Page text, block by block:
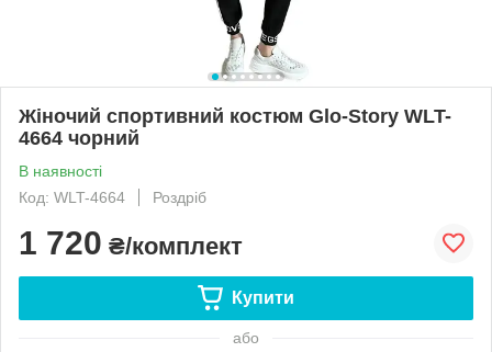
Жіночий спортивний костюм Glo-Story WLT-
4664 чорний
В наявності
Код: WLT-4664
Роздріб
1 720 ₴/комплект
Купити
або